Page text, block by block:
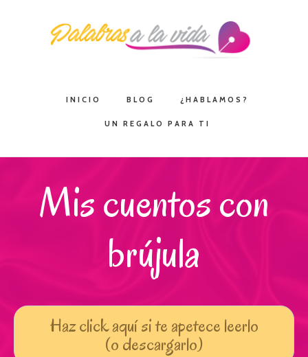
contenido
INICIO BLOG ¿HABLAMOS?
UN REGALO PARA TI
Mis cuentos con
brújula
Haz click aquí si te apetece leerlo
(o descargarlo)